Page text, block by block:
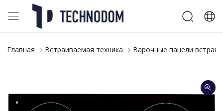
Главная Встраиваемая техника Варочные панели